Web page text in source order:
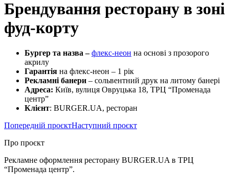
Брендування ресторану в зоні
фуд-корту
Бургер та назва –флекс-неон на основі з прозорого
акрилу
Гарантія на флекс-неон – 1 рік
Рекламні банери – сольвентний друк на литому банері
Адреса: Київ, вулиця Овруцька 18, ТРЦ “Променада
центр”
Клієнт: BURGER.UA, ресторан
Попередній проєктНаступний проєкт
Про проєкт
Рекламне оформлення ресторану BURGER.UA в ТРЦ
“Променада центр”.